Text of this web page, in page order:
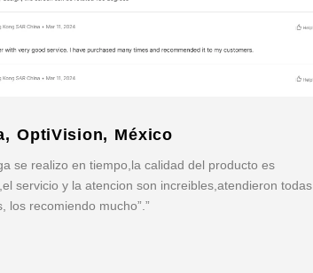
OptiVision, México
se realizo en tiempo,la calidad del producto es
servicio y la atencion son increibles,atendieron todas
los recomiendo mucho”.”